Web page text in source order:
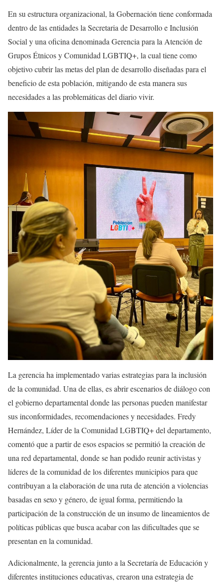
En su estructura organizacional, la Gobernación tiene conformada
dentro de las entidades la Secretaria de Desarrollo e Inclusión
Social y una oficina denominada Gerencia para la Atención de
Grupos Étnicos y Comunidad LGBTIQ+, la cual tiene como
objetivo cubrir las metas del plan de desarrollo diseñadas para el
beneficio de esta población, mitigando de esta manera sus
necesidades a las problemáticas del diario vivir.
La gerencia ha implementado varias estrategias para la inclusión
de la comunidad. Una de ellas, es abrir escenarios de diálogo con
el gobierno departamental donde las personas pueden manifestar
sus inconformidades, recomendaciones y necesidades. Fredy
Hernández, Líder de la Comunidad LGBTIQ+ del departamento,
comentó que a partir de esos espacios se permitió la creación de
una red departamental, donde se han podido reunir activistas y
líderes de la comunidad de los diferentes municipios para que
contribuyan a la elaboración de una ruta de atención a violencias
basadas en sexo y género, de igual forma, permitiendo la
participación de la construcción de un insumo de lineamientos de
políticas públicas que busca acabar con las dificultades que se
presentan en la comunidad.
Adicionalmente, la gerencia junto a la Secretaría de Educación y
diferentes instituciones educativas, crearon una estrategia de